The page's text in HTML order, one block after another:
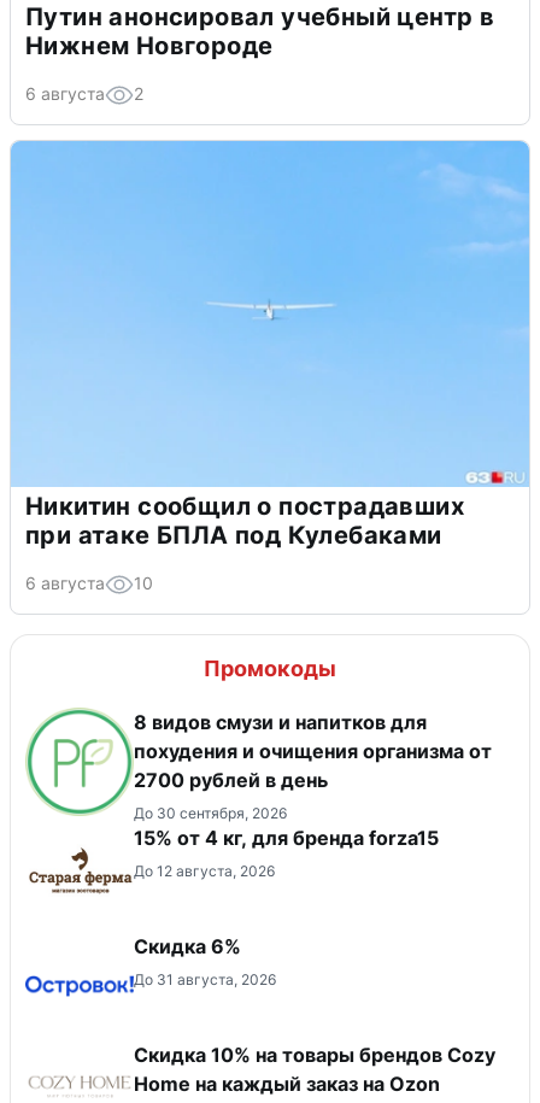
Путин анонсировал учебный центр в
Нижнем Новгороде
6 августа 2
Никитин сообщил о пострадавших
при атаке БПЛА под Кулебаками
6 августа 10
Промокоды
8 видов смузи и напитков для
похудения и очищения организма от
2700 рублей в день
До 30 сентября, 2026
15% от 4 кг, для бренда forza15
До 12 августа, 2026
Скидка 6%
До 31 августа, 2026
Скидка 10% на товары брендов Cozy
Home на каждый заказ на Оzon